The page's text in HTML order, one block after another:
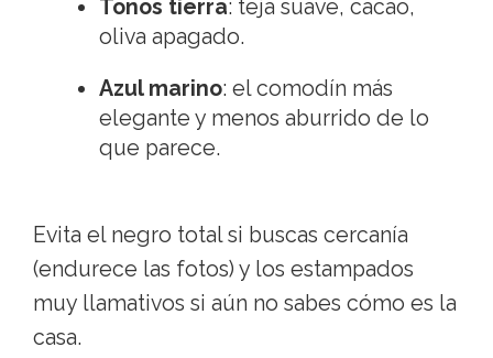
Los neutros ganan por goleada: crema,
camel, marrón chocolate, gris topo, azul
marino y verde botella. Son colores que
transmiten calma visual y funcionan en
sofá beige hasta un restaurante con
manteles blancos.